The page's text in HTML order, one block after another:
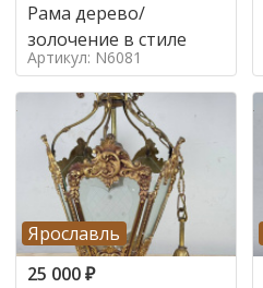
Рама дерево/
золочение в стиле
Артикул: N6081
Ярославль
25 000₽